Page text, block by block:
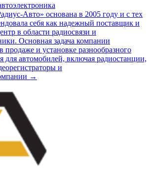
Авто» основана в 2005 году и с тех
себя как надежный поставщик и
в области радиосвязи и
Основная задача компании
продаже и установке разнообразного
для автомобилей, включая радиостанции,
и
→